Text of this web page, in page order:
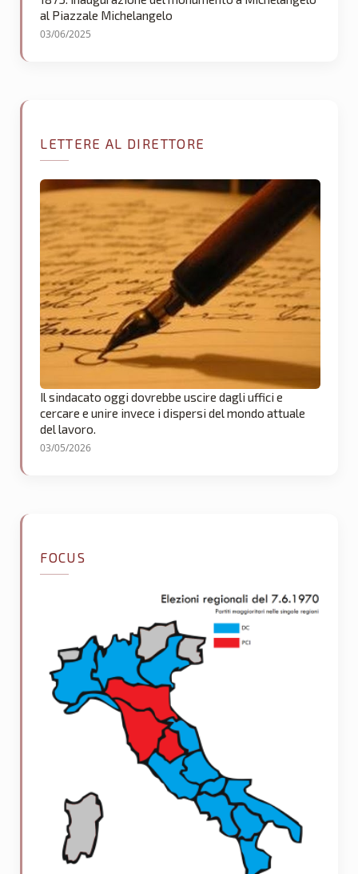
al Piazzale Michelangelo
03/06/2025
LETTERE AL DIRETTORE
Il sindacato oggi dovrebbe uscire dagli uffici e
cercare e unire invece i dispersi del mondo attuale
del lavoro.
03/05/2026
FOCUS